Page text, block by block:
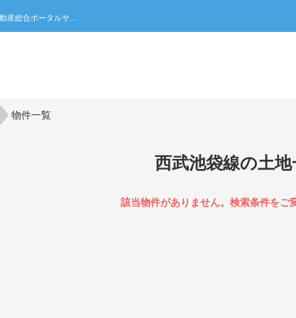
物件一覧
西武池袋線の土地
該当物件がありません。検索条件をご